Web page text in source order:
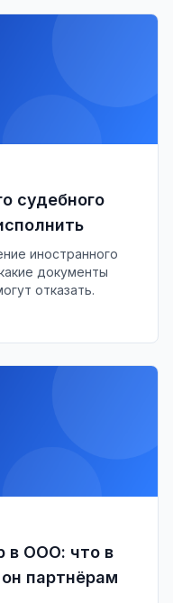
судебного
иностранного
документы
отказать.
в ООО: что в
партнёрам